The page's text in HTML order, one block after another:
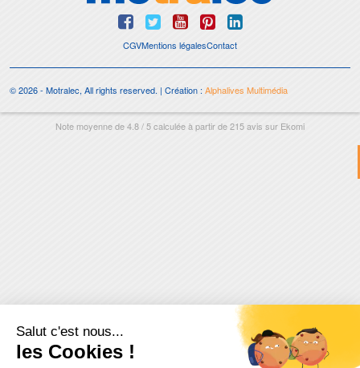
CGVMentions légalesContact
© 2026 - Motralec, All rights reserved. | Création :Alphalives Multimédia
Note moyenne de4.8/5calculée à partir de215avis sur Ekomi